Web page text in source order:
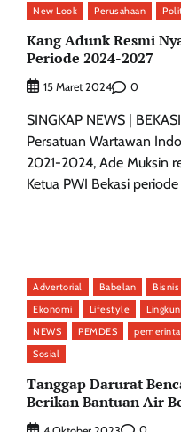
New Look
Perusahaan
Kang Adunk Resmi
Periode 2024-2027
15 Maret 2024 0
SINGKAP NEWS |
Persatuan Wartawan
2021-2024, Ade Muksin
Ketua PWI Bekasi
Advertorial Babelan Bisnis
Ekonomi
Lifestyle
NEWS
PEMDES
Sosial
Tanggap Darurat
Berikan Bantuan Air